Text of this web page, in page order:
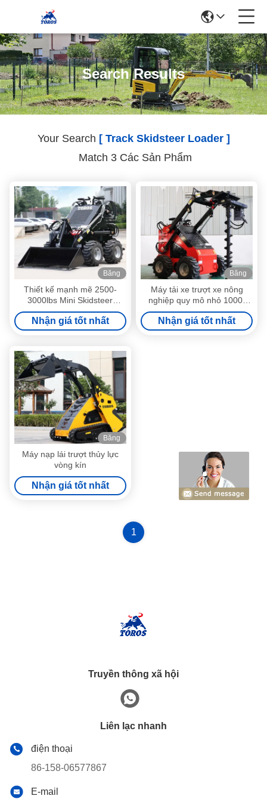
Search Results
Your Search [ Track Skidsteer Loader ]
Match 3 Các Sản Phẩm
Băng
hình
Thiết kế mạnh mẽ 2500-
3000lbs Mini Skidsteer
Loader Custom Made
Nhận giá tốt nhất
Băng
hình
Máy tải xe trượt xe nông
nghiệp quy mô nhỏ 1000-
1500lbs
Nhận giá tốt nhất
Băng
hình
Máy nạp lái trượt thủy lực
vòng kín
Nhận giá tốt nhất
1
Truyền thông xã hội
Liên lạc nhanh
điện thoại
86-158-06577867
E-mail